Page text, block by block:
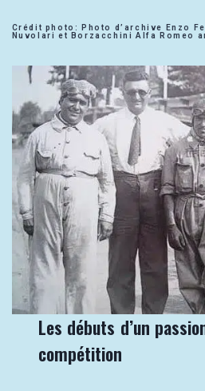
Crédit photo: Photo d’archive Enzo
Nuvolari et Borzacchini Alfa Romeo
Les débuts d’un
compétition